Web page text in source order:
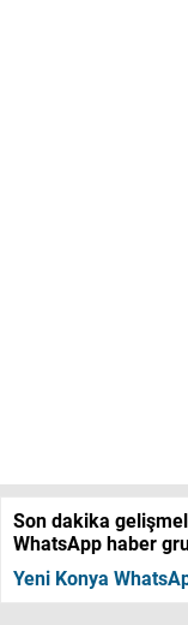
Son dakika
WhatsApp haber
Yeni Konya